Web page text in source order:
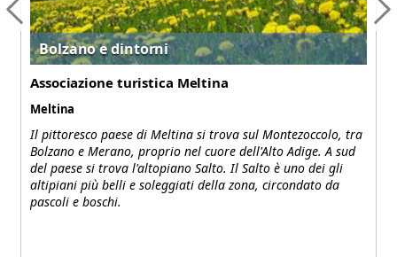
Bolzano e dintorni
Associazione turistica Meltina
Meltina
Il pittoresco paese di Meltina si trova sul Montezoccolo, tra
Bolzano e Merano, proprio nel cuore dell'Alto Adige. A sud
del paese si trova l'altopiano Salto. Il Salto è uno dei gli
altipiani più belli e soleggiati della zona, circondato da
pascoli e boschi.